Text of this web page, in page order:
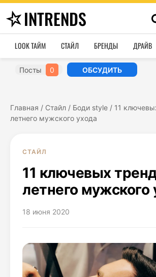
INTRENDS
LOOK ТАЙМ СТАЙЛ БРЕНДЫ ДРАЙВ
Посты 0 ОБСУДИТЬ
Главная / Стайл / Боди style / 11
летнего мужского ухода
СТАЙЛ
11 ключевых
летнего мужского
18 июня 2020